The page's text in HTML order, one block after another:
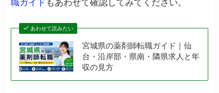
職ガイド もあわせて確認してみてください。
あわせて読みたい
宮城県の薬剤師転職ガイド｜仙
台・沿岸部・県南・隣県求人と年
収の見方